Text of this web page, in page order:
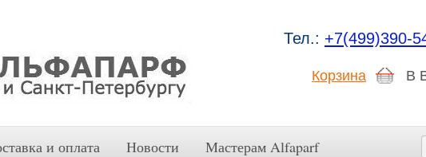
Тел.: +7(499)390-
Корзина В
и оплата Новости Мастерам Alfaparf